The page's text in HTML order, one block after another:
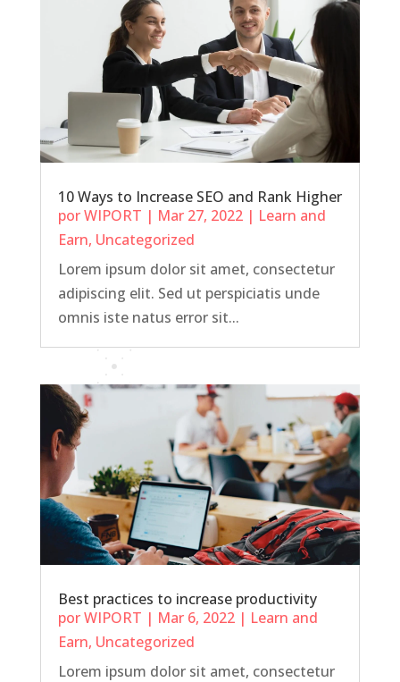
10 Ways to Increase SEO and Rank Higher
porWIPORT | Mar 27, 2022| Learn and
Earn, Uncategorized
Lorem ipsum dolor sit amet, consectetur
adipiscing elit. Sed ut perspiciatis unde
omnis iste natus error sit...
Best practices to increase productivity
porWIPORT | Mar 6, 2022| Learn and
Earn, Uncategorized
Lorem ipsum dolor sit amet, consectetur